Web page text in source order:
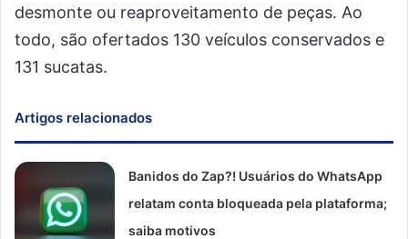
desmonte ou reaproveitamento de peças. Ao
todo, são ofertados 130 veículos conservados e
131 sucatas.
Artigos relacionados
Banidos do Zap?! Usuários do WhatsApp
relatam conta bloqueada pela plataforma;
saiba motivos